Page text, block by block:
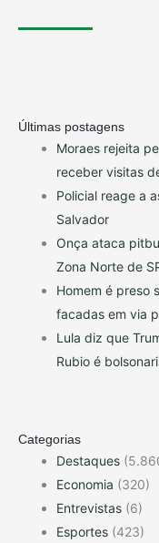
Últimas postagens
Moraes rejeita
receber visitas
Policial reage a
Salvador
Onça ataca
Zona Norte de
Homem é preso
facadas em via
Lula diz que
Rubio é
Categorias
Destaques
Economia (320)
Entrevistas (6)
Esportes (423)